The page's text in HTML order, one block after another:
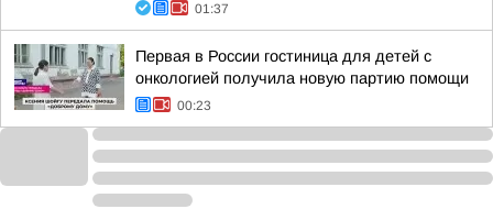
01:37
Первая в России гостиница для детей с
онкологией получила новую партию помощи
00:23